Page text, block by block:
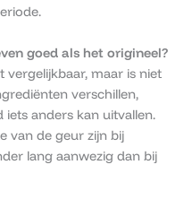
goed als het origineel?
maar is niet
verschillen,
anders kan uitvallen.
van de geur zijn bij
lang aanwezig dan bij